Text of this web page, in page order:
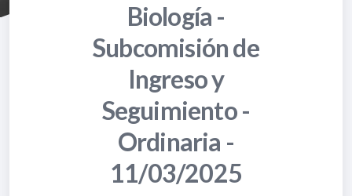
Biología -
Subcomisión de
Ingreso y
Seguimiento -
Ordinaria -
11/03/2025